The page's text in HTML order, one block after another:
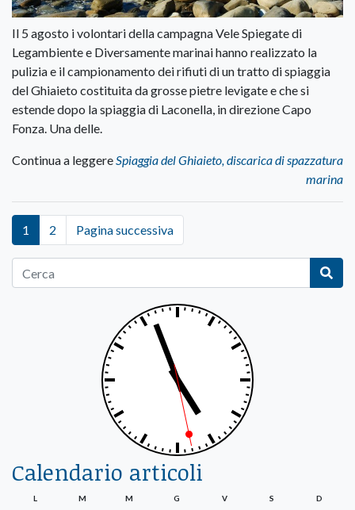
Il 5 agosto i volontari della campagna Vele Spiegate di
Legambiente e Diversamente marinai hanno realizzato la
pulizia e il campionamento dei rifiuti di un tratto di spiaggia
del Ghiaieto costituita da grosse pietre levigate e che si
estende dopo la spiaggia di Laconella, in direzione Capo
Fonza. Una delle.
Continua a leggereSpiaggia del Ghiaieto, discarica di spazzatura
marina
1 2 Pagina successiva
Calendario articoli
L M M G V S D